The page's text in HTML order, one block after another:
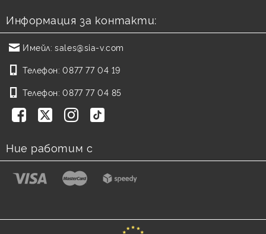
Информация за контакти:
Имейл: sales@sia-v.com
Телефон: 0877 77 04 19
Телефон: 0877 77 04 85
Ние работим с